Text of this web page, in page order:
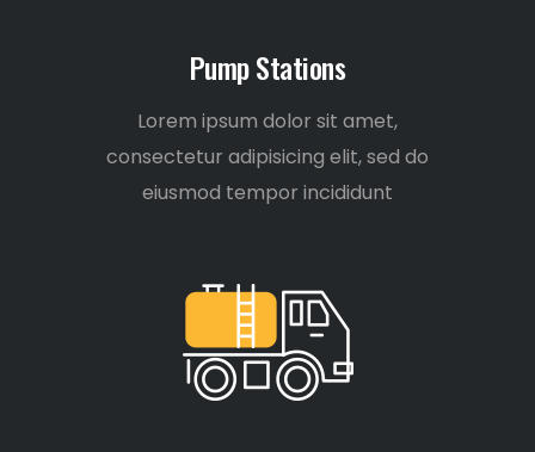
Pump Stations
Lorem ipsum dolor sit amet,
consectetur adipisicing elit, sed do
eiusmod tempor incididunt